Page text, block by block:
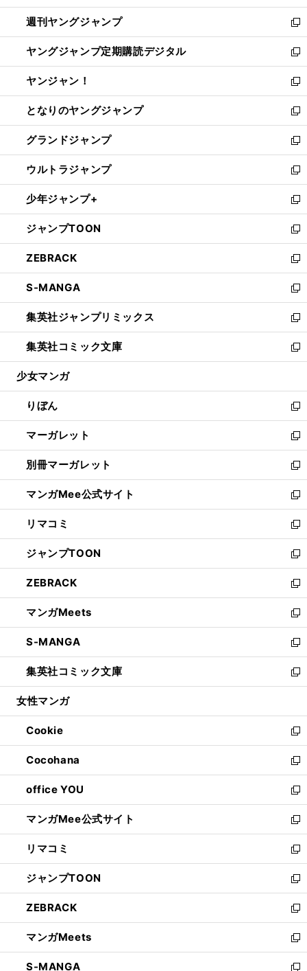
開
く
ウ
で
開
く
ン
ド
ウ
で
開
く
ウ
ィ
ン
ド
ウ
で
開
く
週刊ヤングジャンプ
新
し
い
ウ
ィ
ン
ド
ウ
で
開
く
ヤングジャンプ定期購読デジタル
新
し
い
ウ
ィ
ン
ド
ウ
で
開
く
ヤンジャン！
新
し
い
ウ
ィ
ン
ド
ウ
で
開
く
となりのヤングジャンプ
新
し
い
ウ
ィ
ン
ド
ウ
で
開
く
グランドジャンプ
新
し
い
ウ
ィ
ン
ド
ウ
で
開
く
ウルトラジャンプ
新
し
い
ウ
ィ
ン
ド
ウ
で
開
く
少年ジャンプ+
新
し
い
ウ
ィ
ン
ド
ウ
で
開
く
ジャンプTOON
新
し
い
ウ
ィ
ン
ド
ウ
で
開
ZEBRACK
新
し
い
ウ
ィ
ン
ド
ウ
開
く
S-MANGA
新
し
い
ウ
ィ
ン
ウ
で
開
く
集英社ジャンプリミックス
新
し
い
ウ
ン
ド
ウ
で
開
く
集英社コミック文庫
新
し
ウ
ィ
ン
ド
ウ
で
開
く
少女マンガ
りぼん
新
し
い
ウ
ィ
ン
ド
ウ
で
開
く
マーガレット
新
し
い
ウ
ィ
ン
ド
ウ
で
開
く
別冊マーガレット
新
し
い
ウ
ィ
ン
ド
ウ
で
開
く
マンガMee公式サイト
新
し
い
ウ
ィ
ン
ド
ウ
で
開
く
リマコミ
新
し
い
ウ
ィ
ン
ド
ウ
で
開
く
ジャンプTOON
新
し
い
ウ
ィ
ン
ド
ウ
で
開
ZEBRACK
新
し
い
ウ
ィ
ン
ド
ウ
開
く
マンガMeets
新
し
い
ウ
ィ
ン
ウ
で
開
く
S-MANGA
新
し
い
ウ
ン
ド
ウ
で
開
く
集英社コミック文庫
新
し
ウ
ィ
ン
ド
ウ
で
開
く
女性マンガ
Cookie
新
し
い
ウ
ィ
ン
ド
ウ
で
開
く
Cocohana
新
し
い
ウ
ィ
ン
ド
ウ
で
開
く
office YOU
新
し
い
ウ
ィ
ン
ド
ウ
で
開
く
マンガMee公式サイト
新
し
い
ウ
ィ
ン
ド
ウ
で
開
く
リマコミ
新
し
い
ウ
ィ
ン
ド
ウ
で
ジャンプTOON
新
し
い
ウ
ィ
ン
ド
ZEBRACK
新
し
い
ウ
ィ
マンガMeets
新
し
S-MANGA